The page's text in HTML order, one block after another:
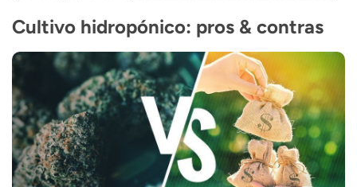
Cultivo hidropónico: pros & contras